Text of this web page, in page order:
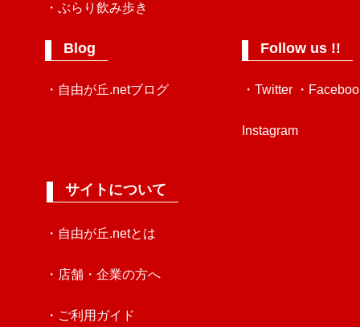
・ぶらり飲み歩き
Blog
・自由が丘.netブログ
Follow us !!
・Twitter ・
Instagram
サイトについて
・自由が丘.netとは
・店舗・企業の方へ
・ご利用ガイド